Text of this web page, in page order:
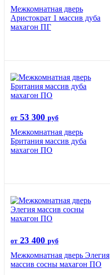
Межкомнатная дверь
Аристократ 1 массив дуба
махагон ПГ
от 53 300 руб
Межкомнатная дверь
Британия массив дуба
махагон ПО
от 23 400 руб
Межкомнатная дверь Элегия
массив сосны махагон ПО